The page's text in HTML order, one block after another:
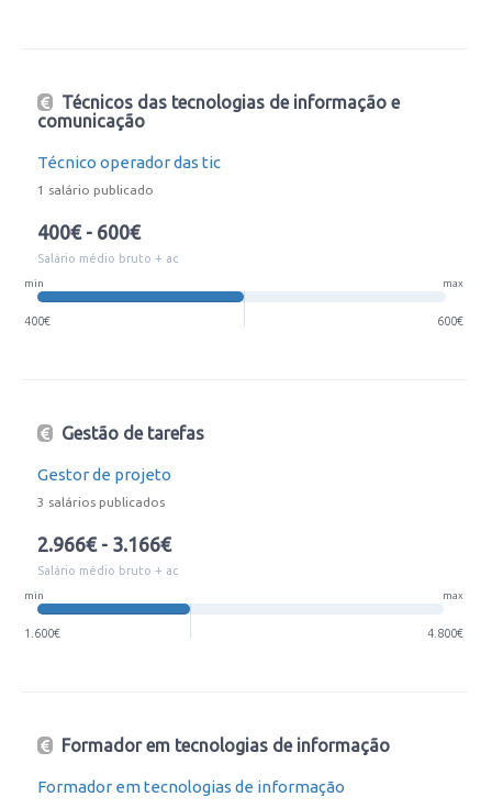
Técnicos das tecnologias de informação e
comunicação
Técnico operador das tic
1 salário publicado
400€ - 600€
Salário médio bruto + ac
min max
400€ 600€
Gestão de tarefas
Gestor de projeto
3 salários publicados
2.966€ - 3.166€
Salário médio bruto + ac
min max
1.600€ 4.800€
Formador em tecnologias de informação
Formador em tecnologias de informação